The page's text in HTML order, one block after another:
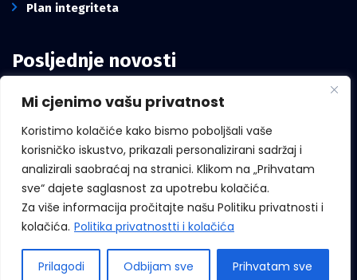
Mi cjenimo vašu privatnost
Koristimo kolačiće kako bismo poboljšali vaše
korisničko iskustvo, prikazali personalizirani sadržaj i
analizirali saobraćaj na stranici. Klikom na „Prihvatam
sve“ dajete saglasnost za upotrebu kolačića.
Za više informacija pročitajte našu Politiku privatnosti i
kolačića. Politika privatnostti i kolačića
Prilagodi Odbijam sve Prihvatam sve
Plan integriteta
Posljednje novosti
Intervju pomoćnika direktora Kancelarije,
Mirze Mešanović: Borba protiv korupcije
zavisi i od građana, ne samo od institucija
Međunarodni dan zviždača